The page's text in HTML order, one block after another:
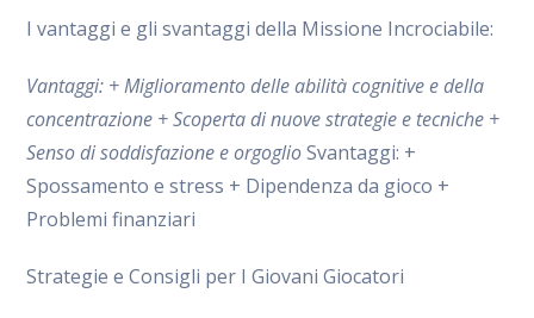
I vantaggi e gli svantaggi della Missione Incrociabile:
Vantaggi: + Miglioramento delle abilità cognitive e della
concentrazione + Scoperta di nuove strategie e tecniche +
Senso di soddisfazione e orgoglioSvantaggi: +
Spossamento e stress + Dipendenza da gioco +
Problemi finanziari
Strategie e Consigli per I Giovani Giocatori